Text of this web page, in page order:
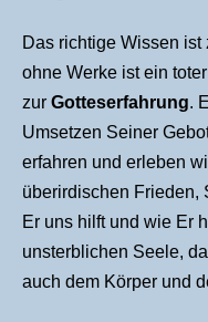
Das richtige Wissen
ohne Werke ist ein
zur Gotteserfahrung.
Umsetzen Seiner
erfahren und erleben
überirdischen Frieden,
Er uns hilft und wie Er
unsterblichen Seele,
auch dem Körper und